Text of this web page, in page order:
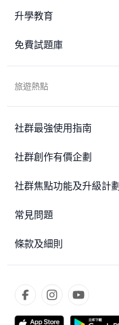
升學教育
免費試題庫
旅遊熱點
社群最強使用指南
社群創作有價企劃
社群焦點功能及升級計劃
常見問題
條款及細則